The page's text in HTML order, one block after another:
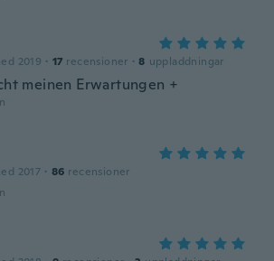
2019 · 17 recensioner · 8 uppladdningar
meinen Erwartungen +
2017 · 86 recensioner